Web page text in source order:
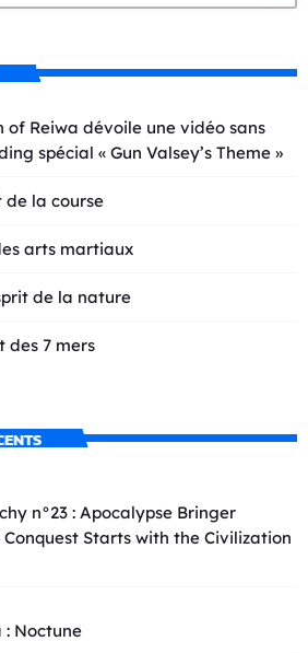
of Reiwa dévoile une vidéo sans
spécial « Gun Valsey’s Theme »
de la course
arts martiaux
de la nature
des 7 mers
n°23 : Apocalypse Bringer
Starts with the Civilization
Noctune